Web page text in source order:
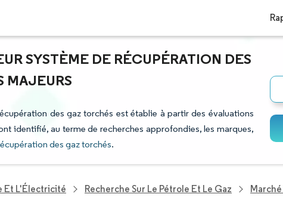
SYSTÈME DE RÉCUPÉRATION DES
MAJEURS
des gaz torchés est établie à partir des évaluations
identifié, au terme de recherches approfondies, les marques,
des gaz torchés.
Et L'Électricité Recherche Sur Le Pétrole Et Le Gaz